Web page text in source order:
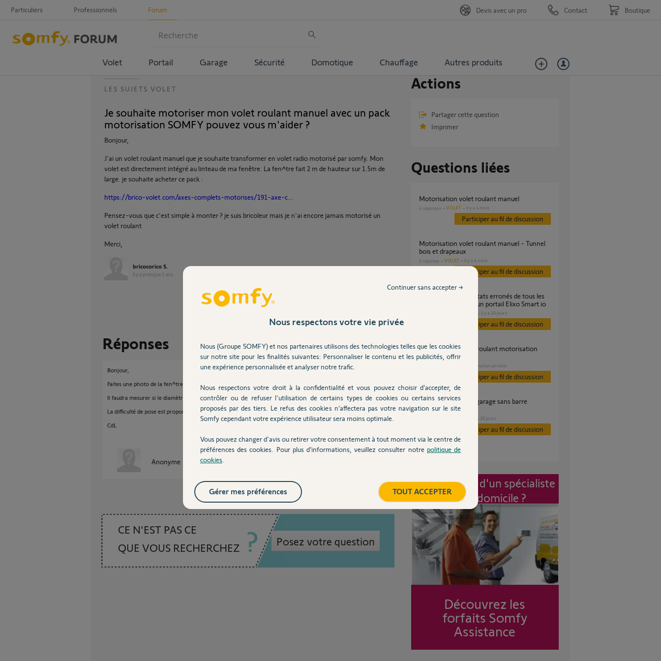
Particuliers Professionnels Forum
Volet Portail Garage Sécurité Domotique Chauffage Autres produits
Devis avec un pro Contact Boutique
LES SUJETS VOLET
Je souhaite motoriser mon volet roulant manuel avec un pack
motorisation SOMFY pouvez vous m'aider ?
Bonjour,
J'ai un volet roulant manuel que je souhaite transformer en volet radio motorisé par somfy. Mon
volet est directement intégré au linteau de ma fenêtre. La fen^tre fait 2 m de hauteur sur 1.5m de
large. je souhaite acheter ce pack :
https://brico-volet.com/axes-complets-motorises/191-axe-c...
Pensez-vous que c'est simple à monter ? je suis bricoleur mais je n'ai encore jamais motorisé un
volet roulant
Merci,
bricocorico S.
il y a presque 5 ans
Participer au fil de discussion
Réponses
Bonjour,
Faites une photo de la fen^tre entière avec le coffre ouvert.
Il faudra mesurer si le diamètre de l'axe avec le tablier enroulé entre bien dans le coffre.
La difficulté de pose est proportionnelle à votre niveau de bricoleur.
CdL
Anonyme il y a presque 5 ans
CE N'EST PAS CE
QUE VOUS RECHERCHEZ
Posez votre question
Actions
Partager cette question
Imprimer
Questions liées
Motorisation volet roulant manuel
4 réponses VOLET il y a 4 mois
Participer au fil de discussion
Motorisation volet roulant manuel - Tunnel
bois et drapeaux
1 réponse VOLET il y a 4 mois
Participer au fil de discussion
volets après ajout d’un portail Elixo Smart io
il y a 20 jours
Participer au fil de discussion
branchement volet roulant motorisation
radio 5 fils
il y a environ un mois
Participer au fil de discussion
Motorisation porte garage sans barre
palpeuse, possible?
il y a 28 jours
Participer au fil de discussion
Intervention d'un spécialiste
à mon domicile ?
Découvrez les
forfaits Somfy
Assistance
Nous respectons votre vie privée
Nous (Groupe SOMFY) et nos partenaires utilisons des technologies telles que les cookies
sur notre site pour les finalités suivantes: Personnaliser le contenu et les publicités, offrir
une expérience personnalisée et analyser notre trafic.
Nous respectons votre droit à la confidentialité et vous pouvez choisir d’accepter, de
contrôler ou de refuser l'utilisation de certains types de cookies ou certains services
proposés par des tiers. Le refus des cookies n’affectera pas votre navigation sur le site
Somfy cependant votre expérience utilisateur sera moins optimale.
Vous pouvez changer d'avis ou retirer votre consentement à tout moment via le centre de
préférences des cookies. Pour plus d’informations, veuillez consulter notre politique de
cookies
Continuer sans accepter →
TOUT ACCEPTER
Gérer mes préférences